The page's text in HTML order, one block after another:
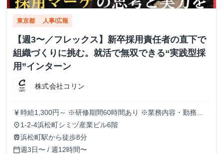
東京都 人事/広報
【週3〜／フレックス】新卒採用責任者の直下で
組織づくりに挑む。就活で無双できる“実践型採
用”インターン
株式会社コリン
currency_yen 時給1,300円～ ※研修期間60時間あり ※業務内容・勤務状
況により決定
place 1-2-4浜松町シミヅ産業ビル6階
train浜松町駅から徒歩8分
calendar_today週3日〜 / 週12時間〜